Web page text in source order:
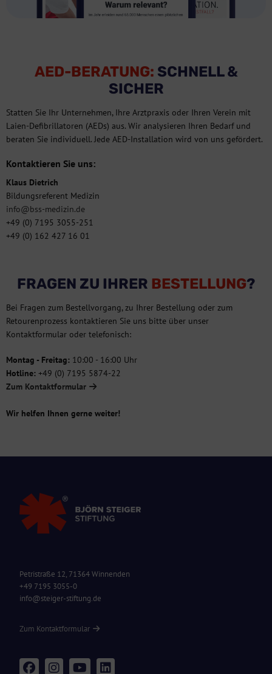
AED-BERATUNG: SCHNELL &
SICHER
Statten Sie Ihr Unternehmen, Ihre Arztpraxis oder Ihren Verein mit
Laien-Defibrillatoren (AEDs) aus. Wir analysieren Ihren Bedarf und
beraten Sie individuell. Jede AED-Installation wird von uns gefördert.
Kontaktieren Sie uns:
Klaus Dietrich
Bildungsreferent Medizin
info@bss-medizin.de
+49 (0) 7195 3055-251
+49 (0) 162 427 16 01
FRAGEN ZU IHRER BESTELLUNG?
Bei Fragen zum Bestellvorgang, zu Ihrer Bestellung oder zum
Retourenprozess kontaktieren Sie uns bitte über unser
Kontaktformular oder telefonisch:
Montag - Freitag: 10:00 - 16:00 Uhr
Hotline: +49 (0) 7195 5874-22
Zum Kontaktformular
Wir helfen Ihnen gerne weiter!
Petristraße 12, 71364 Winnenden
+49 7195 3055-0
info@steiger-stiftung.de
Zum Kontaktformular